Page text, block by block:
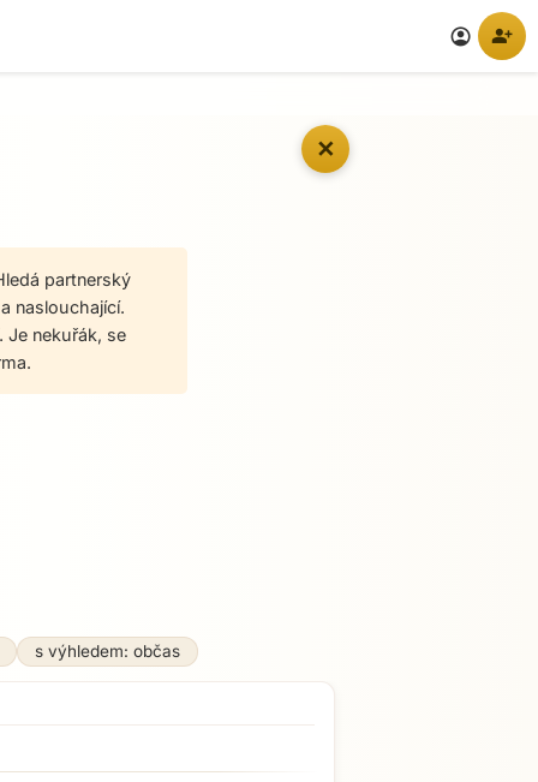
account_circle person_add
✕
partnerský
naslouchající.
Je nekuřák, se
s výhledem: občas